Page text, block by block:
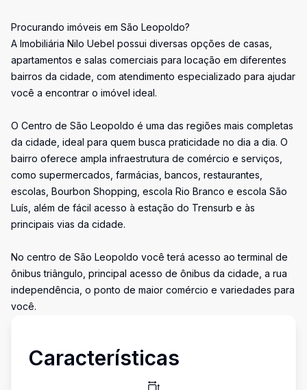
Procurando imóveis em São Leopoldo?
A Imobiliária Nilo Uebel possui diversas opções de casas,
apartamentos e salas comerciais para locação em diferentes
bairros da cidade, com atendimento especializado para ajudar
você a encontrar o imóvel ideal.
O Centro de São Leopoldo é uma das regiões mais completas
da cidade, ideal para quem busca praticidade no dia a dia. O
bairro oferece ampla infraestrutura de comércio e serviços,
como supermercados, farmácias, bancos, restaurantes,
escolas, Bourbon Shopping, escola Rio Branco e escola São
Luís, além de fácil acesso à estação do Trensurb e às
principais vias da cidade.
No centro de São Leopoldo você terá acesso ao terminal de
ônibus triângulo, principal acesso de ônibus da cidade, a rua
independência, o ponto de maior comércio e variedades para
você.
Características